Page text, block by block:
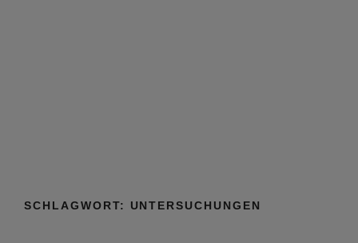
SCHLAGWORT: UNTERSUCHUNGEN